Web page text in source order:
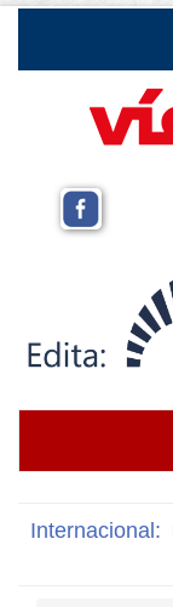
Internacional: